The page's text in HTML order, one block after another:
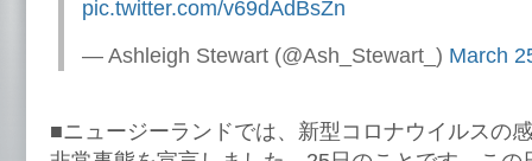
pic.twitter.com/v69dAdBsZn
— Ashleigh Stewart (@Ash_Stewart_) March
■ニュージーランドでは、新型コロナウイルスの